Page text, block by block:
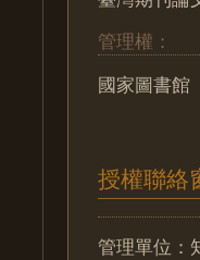
管理權：
國家圖書館
授權聯絡
管理單位：